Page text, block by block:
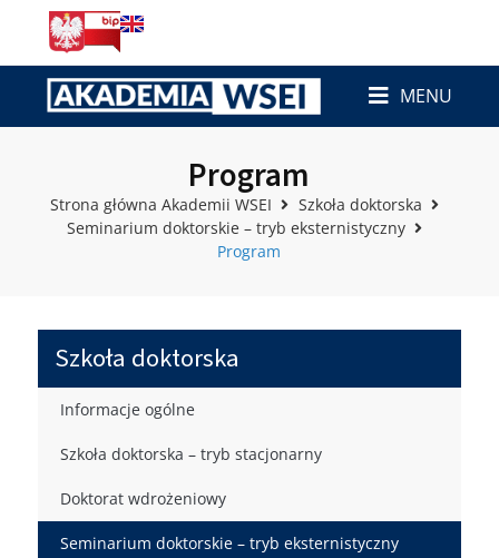
MENU
Program
Strona główna Akademii WSEI
Szkoła doktorska
Seminarium doktorskie – tryb eksternistyczny
Program
Szkoła doktorska
Informacje ogólne
Szkoła doktorska – tryb stacjonarny
Doktorat wdrożeniowy
Seminarium doktorskie – tryb eksternistyczny